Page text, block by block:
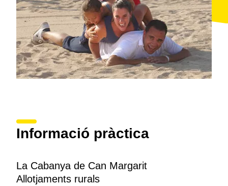
Informació pràctica
La Cabanya de Can Margarit
Allotjaments rurals